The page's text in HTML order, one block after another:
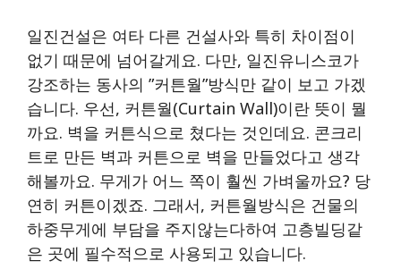
일진건설은 여타 다른 건설사와 특히 차이점이
없기 때문에 넘어갈게요. 다만, 일진유니스코가
강조하는 동사의 ”커튼월”방식만 같이 보고 가겠
습니다. 우선, 커튼월(Curtain Wall)이란 뜻이 뭘
까요. 벽을 커튼식으로 쳤다는 것인데요. 콘크리
트로 만든 벽과 커튼으로 벽을 만들었다고 생각
해볼까요. 무게가 어느 쪽이 훨씬 가벼울까요? 당
연히 커튼이겠죠. 그래서, 커튼월방식은 건물의
하중무게에 부담을 주지않는다하여 고층빌딩같
은 곳에 필수적으로 사용되고 있습니다.